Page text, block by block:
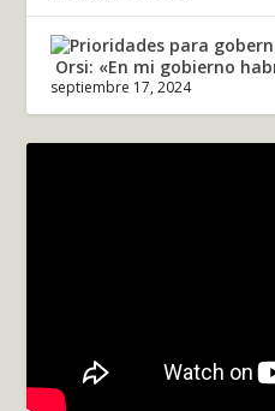
Orsi: «En mi gobierno
septiembre 17, 2024